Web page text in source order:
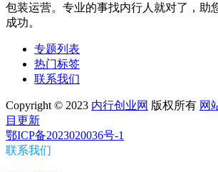
包装运营。专业的事找内行人就对了，助
成功。
专题列表
热门标签
联系我们
Copyright © 2023 内行创业网 版权所有 网
目更新
鄂ICP备2023020036号-1
联系我们